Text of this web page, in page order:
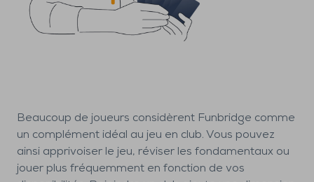
Beaucoup de joueurs considèrent Funbridge comme
un complément idéal au jeu en club. Vous pouvez
ainsi apprivoiser le jeu, réviser les fondamentaux ou
jouer plus fréquemment en fonction de vos